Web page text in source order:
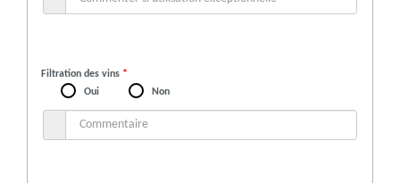
Filtration des vins *
Oui
Non